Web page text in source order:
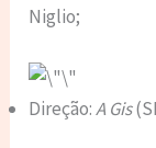
Niglio;
Direção:A Gis